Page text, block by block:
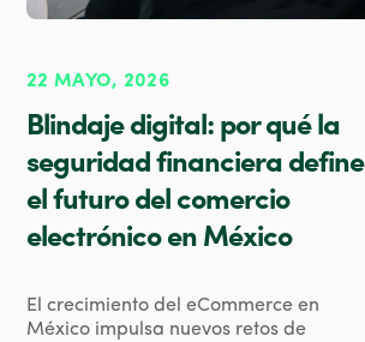
22 MAYO, 2026
Blindaje digital: por qué la
seguridad financiera define
el futuro del comercio
electrónico en México
El crecimiento del eCommerce en
México impulsa nuevos retos de